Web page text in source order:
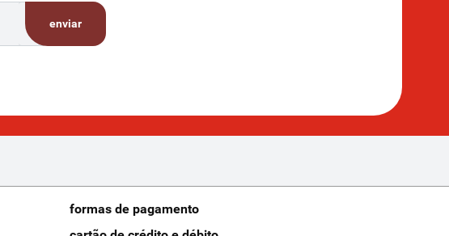
enviar
formas de pagamento